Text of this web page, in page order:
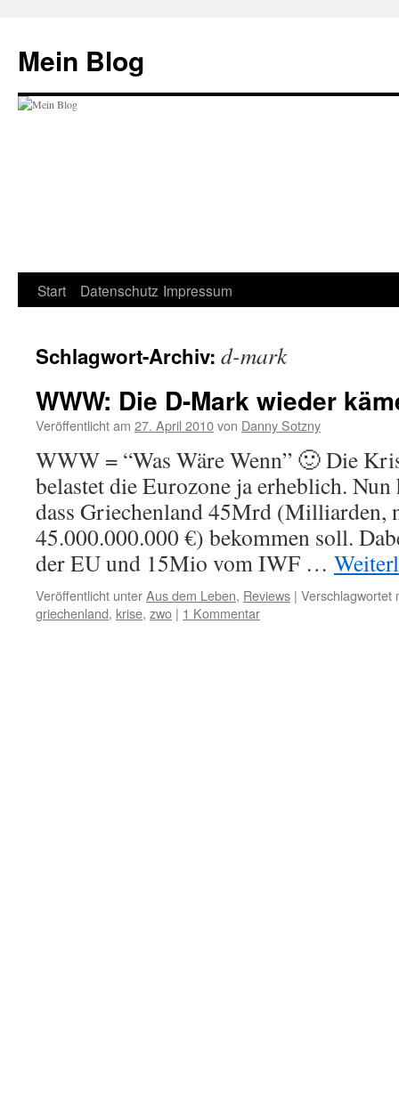
springen
Mein Blog
Start Datenschutz Impressum
Schlagwort-Archiv: d-mark
WWW: Die D-Mark wieder
Veröffentlicht am 27. April 2010von Danny Sotzny
WWW = “Was Wäre Wenn” 🙂 Die
belastet die Eurozone ja erheblich. Nun
dass Griechenland 45Mrd (Milliarden,
45.000.000.000 €) bekommen soll.
der EU und 15Mio vom IWF …
Veröffentlicht unterAus dem Leben, Reviews | Verschlagwortet
griechenland, krise, zwo | 1 Kommentar